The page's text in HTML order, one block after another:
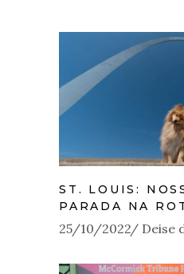
ST. LOUIS:
PARADA NA
25/10/2022 Deise